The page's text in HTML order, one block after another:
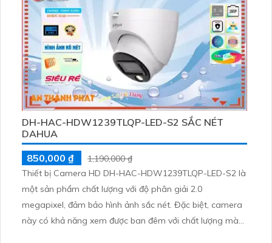
DH-HAC-HDW1239TLQP-LED-S2 SẮC NÉT
DAHUA
850,000 ₫
1,190,000 ₫
Thiết bị Camera HD DH-HAC-HDW1239TLQP-LED-S2 là
một sản phẩm chất lượng với độ phân giải 2.0
megapixel, đảm bảo hình ảnh sắc nét. Đặc biệt, camera
này có khả năng xem được ban đêm với chất lượng màu